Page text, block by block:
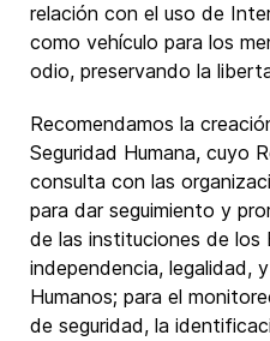
relación con el uso de
como vehículo para los
odio, preservando la
Recomendamos la
Seguridad Humana, cuyo
consulta con las
para dar seguimiento y
de las instituciones de los
independencia, legalidad,
Humanos; para el
de seguridad, la